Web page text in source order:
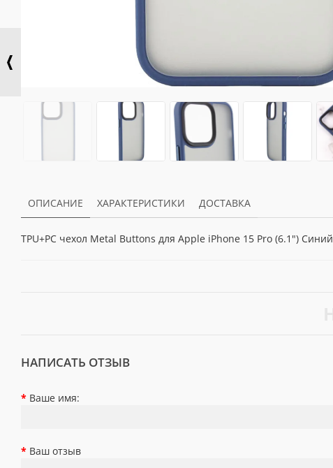
ОПИСАНИЕ ХАРАКТЕРИСТИКИ ДОСТАВКА
TPU+PC чехол Metal Buttons для Apple iPhone 15 Pro (6.1") Синий
НАПИСАТЬ ОТЗЫВ
Ваше имя:
Ваш отзыв